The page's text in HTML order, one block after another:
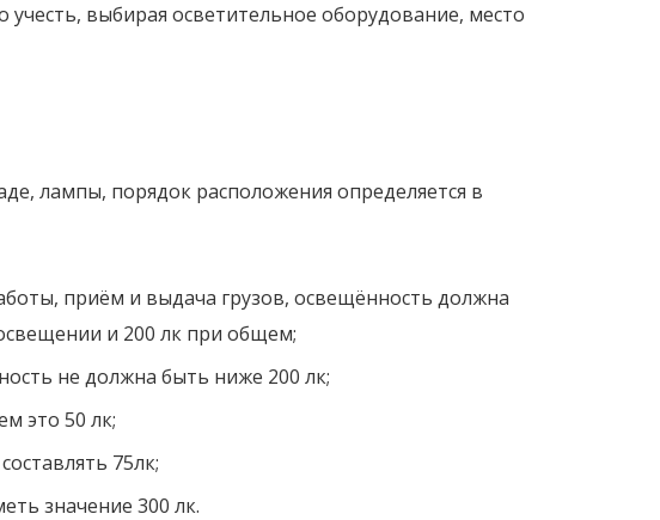
выбирая осветительное оборудование, место
лампы, порядок расположения определяется в
приём и выдача грузов, освещённость должна
и 200 лк при общем;
не должна быть ниже 200 лк;
это 50 лк;
75лк;
значение 300 лк.